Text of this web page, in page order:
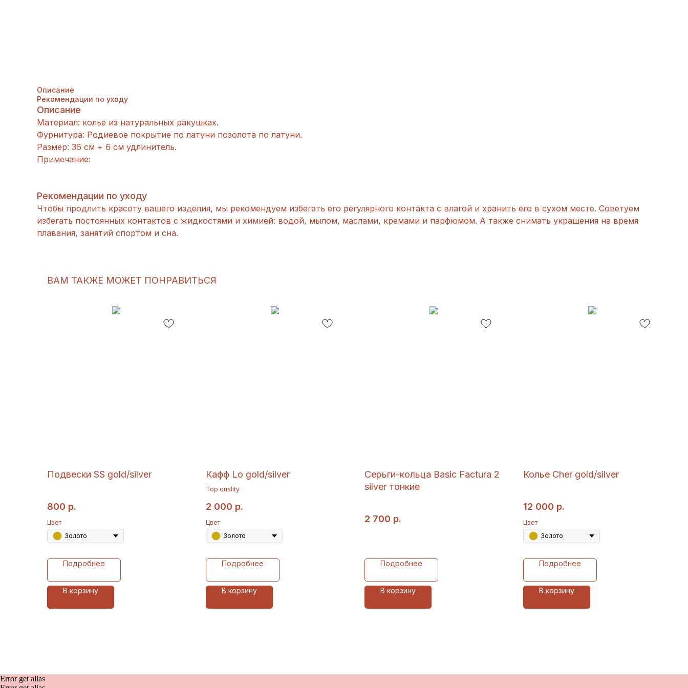
Описание
Рекомендации по уходу
Описание
Материал: колье из натуральных ракушках.
Фурнитура: Родиевое покрытие по латуни позолота по латуни.
Размер: 36 см + 6 см удлинитель.
Примечание:
Рекомендации по уходу
Чтобы продлить красоту вашего изделия, мы рекомендуем избегать его регулярного контакта с влагой и хранить его в сухом месте. Советуем
избегать постоянных контактов с жидкостями и химией: водой, мылом, маслами, кремами и парфюмом. А также снимать украшения на время
плавания, занятий спортом и сна.
ВАМ ТАКЖЕ МОЖЕТ ПОНРАВИТЬСЯ
Подвески SS gold/silver
800 р.
Цвет
Золото
Подробнее
В корзину
Кафф Lo gold/silver
Top quality
2 000 р.
Цвет
Золото
Подробнее
В корзину
Серьги-кольца Basic Factura 2
silver тонкие
2 700 р.
Подробнее
В корзину
Колье Cher gold/silver
12 000 р.
Цвет
Золото
Подробнее
В корзину
Error get alias